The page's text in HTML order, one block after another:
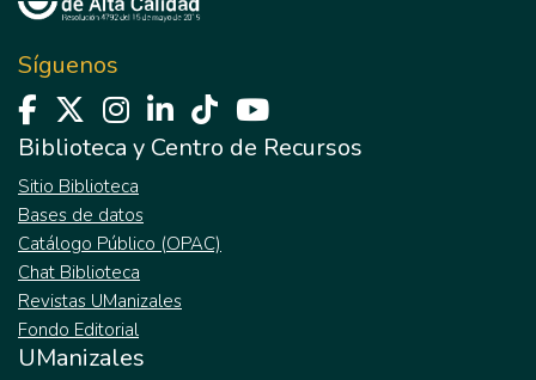
Síguenos
Biblioteca y Centro de Recursos
Sitio Biblioteca
Bases de datos
Catálogo Público (OPAC)
Chat Biblioteca
Revistas UManizales
Fondo Editorial
UManizales